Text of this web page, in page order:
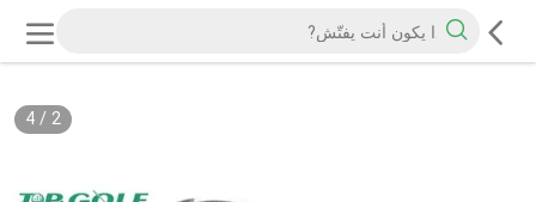
2
/
4